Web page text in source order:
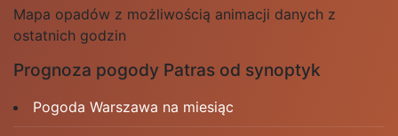
Mapa opadów z możliwością animacji danych z
ostatnich godzin
Prognoza pogody Patras od synoptyk
Pogoda Warszawa na miesiąc